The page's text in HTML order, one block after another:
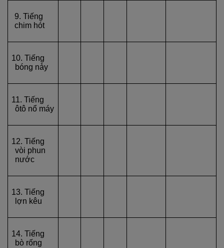
9. Tiếng
chim hót
10. Tiếng
bóng nảy
11. Tiếng
ôtô nổ máy
12. Tiếng
vòi phun
nước
13. Tiếng
lợn kêu
14. Tiếng
bò rống